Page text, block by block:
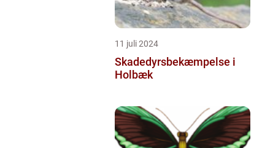
11 juli 2024
Skadedyrsbekæmpelse i
Holbæk